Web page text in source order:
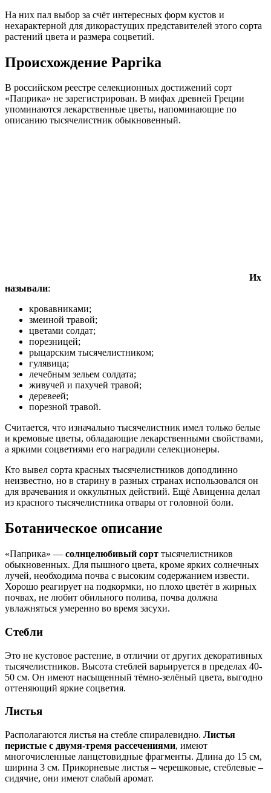
На них пал выбор за счёт интересных форм кустов и
нехарактерной для дикорастущих представителей этого сорта
растений цвета и размера соцветий.
Происхождение Paprika
В российском реестре селекционных достижений сорт
«Паприка» не зарегистрирован. В мифах древней Греции
упоминаются лекарственные цветы, напоминающие по
описанию тысячелистник обыкновенный.
Их
называли:
кровавниками;
змеиной травой;
цветами солдат;
порезницей;
рыцарским тысячелистником;
гулявица;
лечебным зельем солдата;
живучей и пахучей травой;
деревеей;
порезной травой.
Считается, что изначально тысячелистник имел только белые
и кремовые цветы, обладающие лекарственными свойствами,
а яркими соцветиями его наградили селекционеры.
Кто вывел сорта красных тысячелистников доподлинно
неизвестно, но в старину в разных странах использовался он
для врачевания и оккультных действий. Ещё Авиценна делал
из красного тысячелистника отвары от головной боли.
Ботаническое описание
«Паприка» — солнцелюбивый сорт тысячелистников
обыкновенных. Для пышного цвета, кроме ярких солнечных
лучей, необходима почва с высоким содержанием извести.
Хорошо реагирует на подкормки, но плохо цветёт в жирных
почвах, не любит обильного полива, почва должна
увлажняться умеренно во время засухи.
Стебли
Это не кустовое растение, в отличии от других декоративных
тысячелистников. Высота стеблей варьируется в пределах 40-
50 см. Он имеют насыщенный тёмно-зелёный цвета, выгодно
оттеняющий яркие соцветия.
Листья
Располагаются листья на стебле спиралевидно. Листья
перистые с двумя-тремя рассечениями, имеют
многочисленные ланцетовидные фрагменты. Длина до 15 см,
ширина 3 см. Прикорневые листья – черешковые, стеблевые –
сидячие, они имеют слабый аромат.